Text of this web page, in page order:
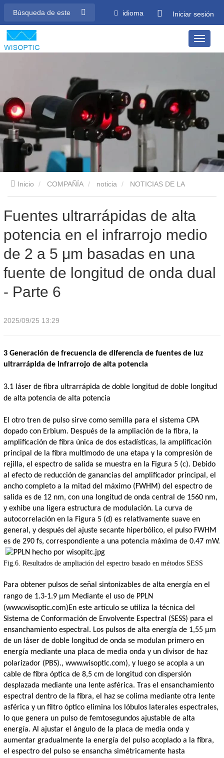
idioma Iniciar sesión
Inicio COMPAÑÍA noticia NOTICIAS DE LA
infrarrojo medio de 2 a 5 μm basadas en una fuente de longitud
de onda dual - Parte 6
Fuentes ultrarrápidas de alta
potencia en el infrarrojo medio
de 2 a 5 μm basadas en una
fuente de longitud de onda dual
- Parte 6
2025/09/25 13:29
3 Generación de frecuencia de diferencia de fuentes de luz
ultrarrápida de infrarrojo de alta potencia
3.1 láser de fibra ultrarrápida de doble longitud de doble longitud
de alta potencia de alta potencia
El otro tren de pulso sirve como semilla para el sistema CPA
dopado con Erbium. Después de la ampliación de la fibra, la
amplificación de fibra única de dos estadísticas, la amplificación
principal de la fibra multimodo de una etapa y la compresión de
rejilla, el espectro de salida se muestra en la Figura 5 (c). Debido
al efecto de reducción de ganancias del amplificador principal, el
ancho completo a la mitad del máximo (FWHM) del espectro de
salida es de 12 nm, con una longitud de onda central de 1560 nm,
y exhibe una ligera estructura de modulación. La curva de
autocorrelación en la Figura 5 (d) es relativamente suave en
general, y después del ajuste secante hiperbólico, el pulso FWHM
es de 290 fs, correspondiente a una potencia máxima de 0.47 mW.
Fig.6. Resultados de ampliación del espectro basado en métodos SESS
Para obtener pulsos de señal sintonizables de alta energía en el
rango de 1.3-1.9 μm Mediante el uso de PPLN
(www.wisoptic.com)En este artículo se utiliza la técnica del
Sistema de Conformación de Envolvente Espectral (SESS) para el
ensanchamiento espectral. Los pulsos de alta energía de 1,55 μm
de un láser de doble longitud de onda se modulan primero en
energía mediante una placa de media onda y un divisor de haz
polarizador (PBS)., www.wisoptic.com), y luego se acopla a un
cable de fibra óptica de 8,5 cm de longitud con dispersión
desplazada mediante una lente asférica. Tras el ensanchamiento
espectral dentro de la fibra, el haz se colima mediante otra lente
asférica y un filtro óptico elimina los lóbulos laterales espectrales,
lo que genera un pulso de femtosegundos ajustable de alta
energía. Al ajustar el ángulo de la placa de media onda y
aumentar gradualmente la energía del pulso acoplado a la fibra,
el espectro del pulso se ensancha simétricamente hasta